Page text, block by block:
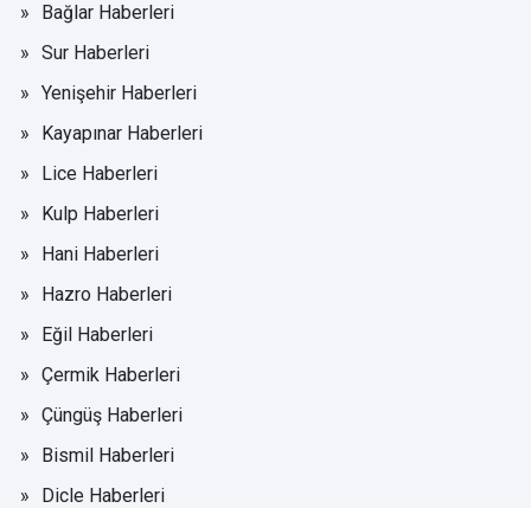
Bağlar Haberleri
Sur Haberleri
Yenişehir Haberleri
Kayapınar Haberleri
Lice Haberleri
Kulp Haberleri
Hani Haberleri
Hazro Haberleri
Eğil Haberleri
Çermik Haberleri
Çüngüş Haberleri
Bismil Haberleri
Dicle Haberleri